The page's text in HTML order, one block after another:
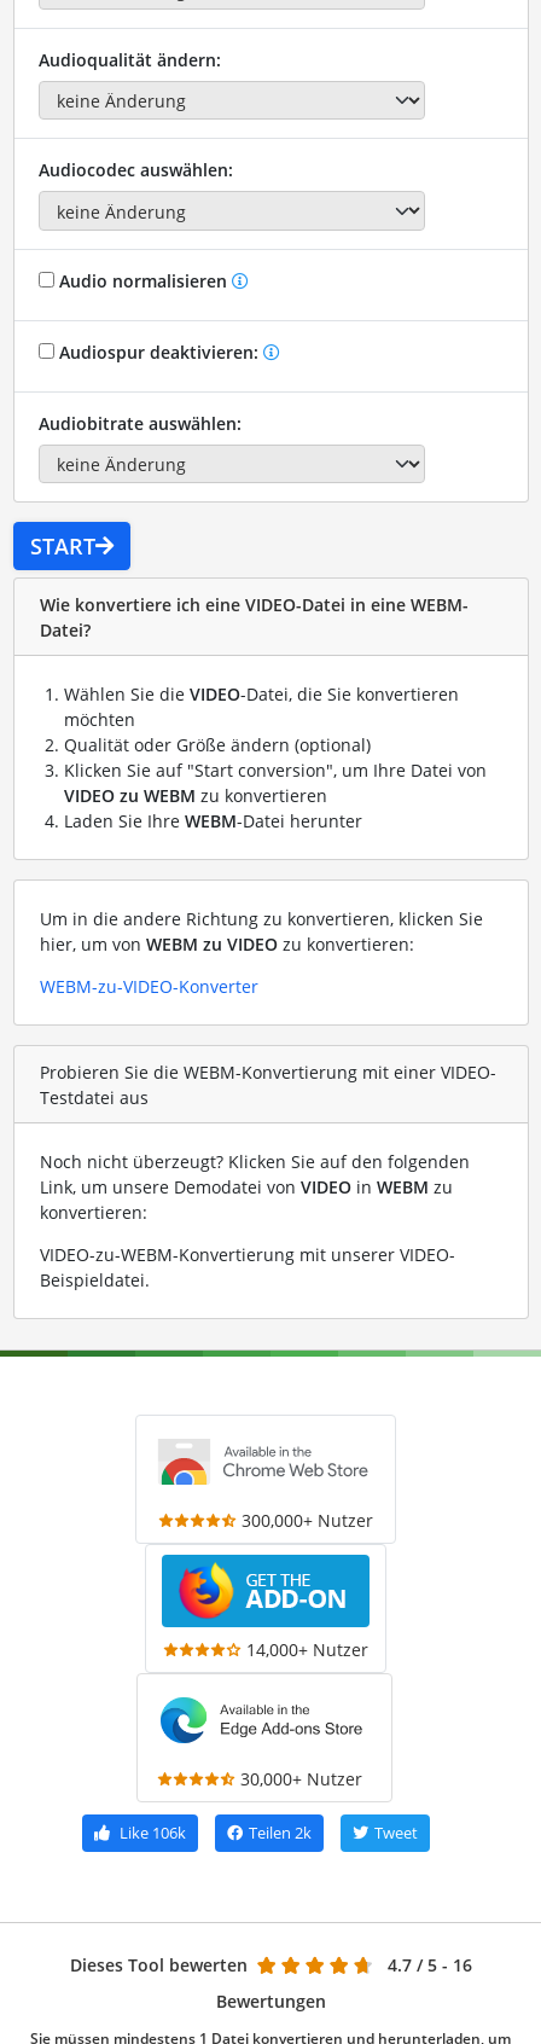
Audioqualität ändern:
Audiocodec auswählen:
Audio normalisieren
Audiospur deaktivieren:
Audiobitrate auswählen:
START
Wie konvertiere ich eine VIDEO-Datei in eine WEBM-
Datei?
Wählen Sie die VIDEO-Datei, die Sie konvertieren
möchten
Qualität oder Größe ändern (optional)
Klicken Sie auf "Start conversion", um Ihre Datei von
VIDEO zu WEBM zu konvertieren
Laden Sie Ihre WEBM-Datei herunter
Um in die andere Richtung zu konvertieren, klicken Sie
hier, um von WEBM zu VIDEOzu konvertieren:
WEBM-zu-VIDEO-Konverter
Probieren Sie die WEBM-Konvertierung mit einer VIDEO-
Testdatei aus
Noch nicht überzeugt? Klicken Sie auf den folgenden
Link, um unsere Demodatei von VIDEOin WEBM zu
konvertieren:
VIDEO-zu-WEBM-Konvertierung mit unserer VIDEO-
Beispieldatei.
300,000+ Nutzer
14,000+ Nutzer
30,000+ Nutzer
Like 106k Teilen 2k Tweet
Dieses Tool bewerten 4.7 / 5 - 16
Bewertungen
Sie müssen mindestens 1 Datei konvertieren und herunterladen, um